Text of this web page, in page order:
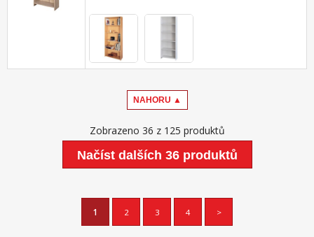
NAHORU ▲
Zobrazeno 36 z 125 produktů
Načíst dalších 36 produktů
1 2 3 4 >